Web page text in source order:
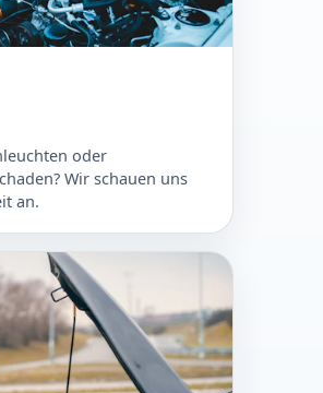
oder
Wir schauen uns
an.